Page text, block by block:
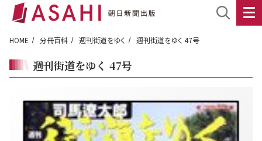
HOME 分冊百科 週刊街道をゆく 週刊街道をゆく 47号
週刊街道をゆく 47号